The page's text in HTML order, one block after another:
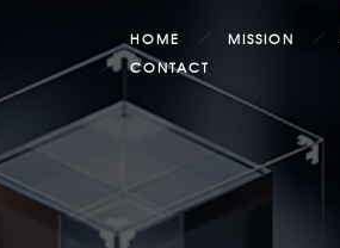
HOME MISSION
CONTACT